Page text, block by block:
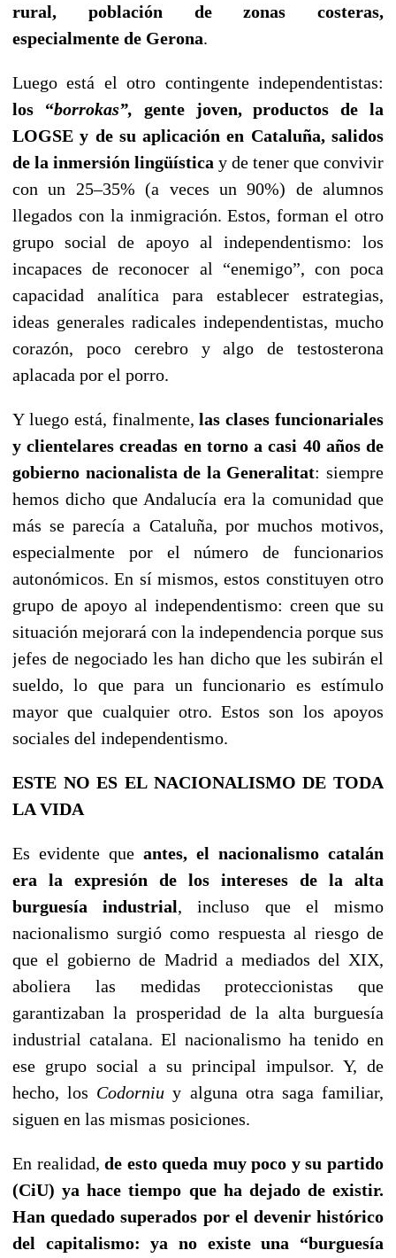
rural, población de zonas costeras,
especialmente de Gerona.
Luego está el otro contingente independentistas:
los “borrokas”, gente joven, productos de la
LOGSE y de su aplicación en Cataluña, salidos
de la inmersión lingüística y de tener que convivir
con un 25–35% (a veces un 90%) de alumnos
llegados con la inmigración. Estos, forman el otro
grupo social de apoyo al independentismo: los
incapaces de reconocer al “enemigo”, con poca
capacidad analítica para establecer estrategias,
ideas generales radicales independentistas, mucho
corazón, poco cerebro y algo de testosterona
aplacada por el porro.
Y luego está, finalmente,las clases funcionariales
y clientelares creadas en torno a casi 40 años de
gobierno nacionalista de la Generalitat: siempre
hemos dicho que Andalucía era la comunidad que
más se parecía a Cataluña, por muchos motivos,
especialmente por el número de funcionarios
autonómicos. En sí mismos, estos constituyen otro
grupo de apoyo al independentismo: creen que su
situación mejorará con la independencia porque sus
jefes de negociado les han dicho que les subirán el
sueldo, lo que para un funcionario es estímulo
mayor que cualquier otro. Estos son los apoyos
sociales del independentismo.
ESTE NO ES EL NACIONALISMO DE TODA
LA VIDA
Es evidente que antes, el nacionalismo catalán
era la expresión de los intereses de la alta
burguesía industrial, incluso que el mismo
nacionalismo surgió como respuesta al riesgo de
que el gobierno de Madrid a mediados del XIX,
aboliera las medidas proteccionistas que
garantizaban la prosperidad de la alta burguesía
industrial catalana. El nacionalismo ha tenido en
ese grupo social a su principal impulsor. Y, de
hecho, los Codorniu y alguna otra saga familiar,
siguen en las mismas posiciones.
En realidad,de esto queda muy poco y su partido
(CiU) ya hace tiempo que ha dejado de existir.
Han quedado superados por el devenir histórico
del capitalismo: ya no existe una “burguesía